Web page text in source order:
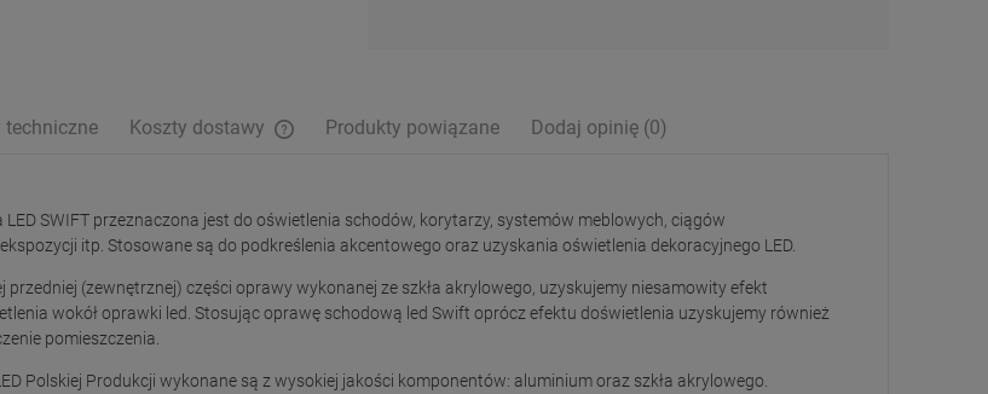
techniczne Koszty dostawy Produkty powiązane Dodaj opinię (0)
SWIFT przeznaczona jest do oświetlenia schodów, korytarzy, systemów meblowych, ciągów
itp. Stosowane są do podkreślenia akcentowego oraz uzyskania oświetlenia dekoracyjnego LED.
przedniej (zewnętrznej) części oprawy wykonanej ze szkła akrylowego, uzyskujemy niesamowity efekt
wokół oprawki led. Stosując oprawę schodową led Swift oprócz efektu doświetlenia uzyskujemy również
pomieszczenia.
Polskiej Produkcji wykonane są z wysokiej jakości komponentów: aluminium oraz szkła akrylowego.